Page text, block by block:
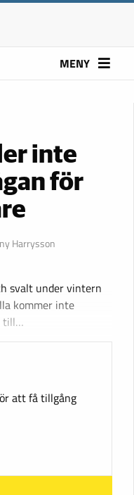
MENY
inte
för
Harrysson
svalt under vintern
kommer inte
till…
att få tillgång